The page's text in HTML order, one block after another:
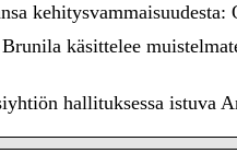
käsittelee
hallituksessa istuva